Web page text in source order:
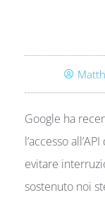
Google ha
l’accesso
evitare
sostenuto noi